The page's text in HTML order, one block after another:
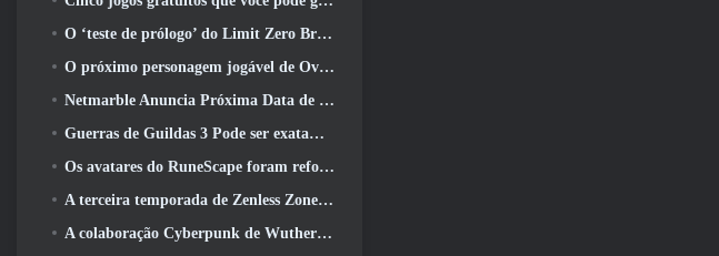
O ‘teste de prólogo’ do Limit Zero Breakers começa hoje
O próximo personagem jogável de Overwatch parece ser um chefe do crime ciborgue sobrecarregado
Netmarble Anuncia Próxima Data de Lançamento Global RF Online
Guerras de Guildas 3 Pode ser exatamente o que a indústria de MMO precisa agora
Os avatares do RuneScape foram reformulados na maior atualização visual do jogo nos últimos dez anos
A terceira temporada de Zenless Zone Zero começa com uma viagem para uma ilha Bangboo no céu, E para a plataforma Steam
A colaboração Cyberpunk de Wuthering Waves é exatamente o que eu quero dos meus eventos de crossover de videogame